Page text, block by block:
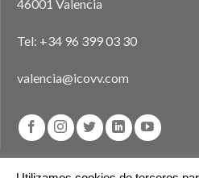
46001 Valencia
Tel: +34 96 399 03 30
valencia@icovv.com